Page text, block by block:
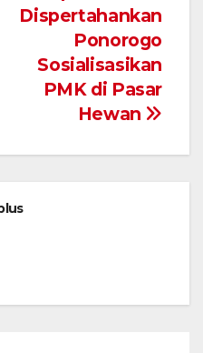
Dispertahankan
Ponorogo
Sosialisasikan
PMK di Pasar
Hewan